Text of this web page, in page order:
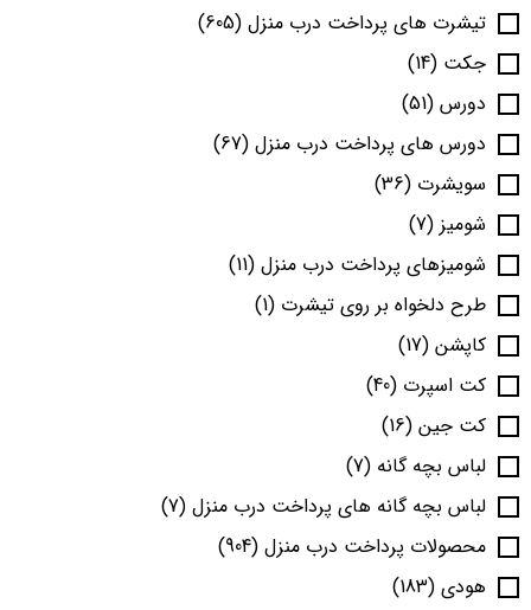
تیشرت های پرداخت درب منزل (605)
جکت (14)
دورس (51)
دورس های پرداخت درب منزل (67)
سویشرت (36)
شومیز (7)
شومیزهای پرداخت درب منزل (11)
طرح دلخواه بر روی تیشرت (1)
کاپشن (17)
کت اسپرت (40)
کت جین (16)
لباس بچه گانه (7)
لباس بچه گانه های پرداخت درب منزل (7)
محصولات پرداخت درب منزل (904)
هودی (183)